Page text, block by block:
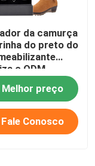
da camurça
da camurça
do preto do
o ODM
eficazmente a
Melhor preço
Fale Conosco